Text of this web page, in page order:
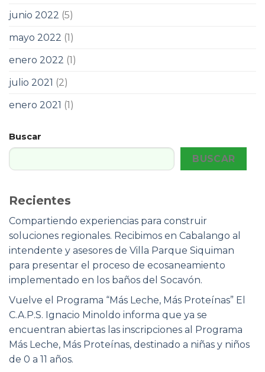
junio 2022 (5)
mayo 2022 (1)
enero 2022 (1)
julio 2021 (2)
enero 2021 (1)
Buscar
BUSCAR
Recientes
Compartiendo experiencias para construir
soluciones regionales. Recibimos en Cabalango al
intendente y asesores de Villa Parque Siquiman
para presentar el proceso de ecosaneamiento
implementado en los baños del Socavón.
Vuelve el Programa “Más Leche, Más Proteínas” El
C.A.P.S. Ignacio Minoldo informa que ya se
encuentran abiertas las inscripciones al Programa
Más Leche, Más Proteínas, destinado a niñas y niños
de 0 a 11 años.